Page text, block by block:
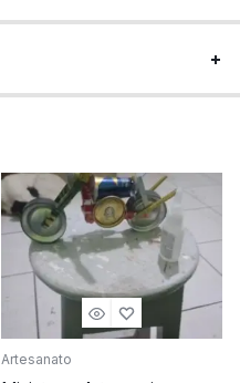
Artesanato